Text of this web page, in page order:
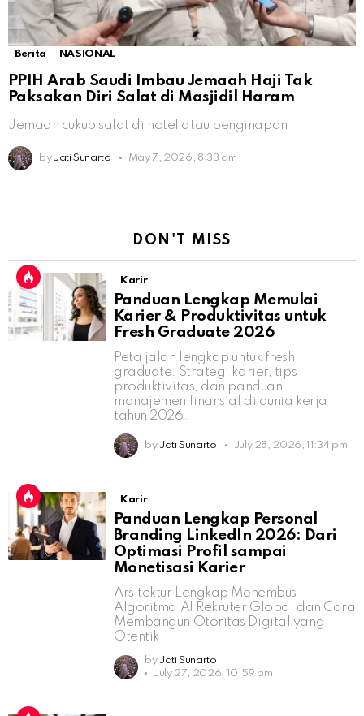
Berita NASIONAL
PPIH Arab Saudi Imbau Jemaah Haji Tak
Paksakan Diri Salat di Masjidil Haram
Jemaah cukup salat di hotel atau penginapan
by Jati Sunarto May 7, 2026, 8:33 am
DON'T MISS
Karir
Panduan Lengkap Memulai
Karier & Produktivitas untuk
Fresh Graduate 2026
Peta jalan lengkap untuk fresh
graduate: Strategi karier, tips
produktivitas, dan panduan
manajemen finansial di dunia kerja
tahun 2026.
by Jati Sunarto July 28, 2026, 11:34 pm
Karir
Panduan Lengkap Personal
Branding LinkedIn 2026: Dari
Optimasi Profil sampai
Monetisasi Karier
Arsitektur Lengkap Menembus
Algoritma AI Rekruter Global dan Cara
Membangun Otoritas Digital yang
Otentik
by Jati Sunarto
July 27, 2026, 10:59 pm